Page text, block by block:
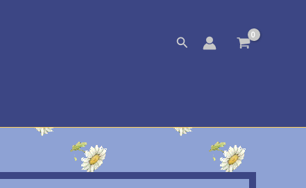
Zoeken